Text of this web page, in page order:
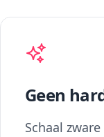
Geen
Schaal